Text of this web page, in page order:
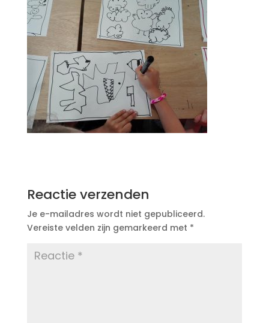
Reactie verzenden
Je e-mailadres wordt niet gepubliceerd.
Vereiste velden zijn gemarkeerd met *